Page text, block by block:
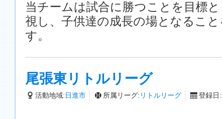
当チームは試合に勝つことを目標
視し、子供達の成長の場となるこ
す。
尾張東リトルリーグ
活動地域:日進市 所属リーグ: リトルリーグ 登録日